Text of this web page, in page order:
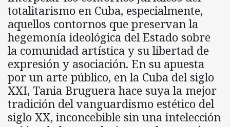
totalitarismo en Cuba, especialmente,
aquellos contornos que preservan la
hegemonía ideológica del Estado sobre
la comunidad artística y su libertad de
expresión y asociación. En su apuesta
por un arte público, en la Cuba del siglo
XXI, Tania Bruguera hace suya la mejor
tradición del vanguardismo estético del
siglo XX, inconcebible sin una intelección